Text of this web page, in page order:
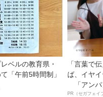
ベルの教育県・
「午前5時間制」
「言葉で
ば、イヤ
「アンパ
PR（セガフェイ